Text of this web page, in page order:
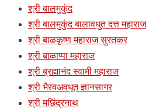
श्री बालमुकुंद
श्री बालमुकुंद बालावधुत दत्त महाराज
श्री बाळकृष्ण महाराज सुरतकर
श्री बाळाप्पा महाराज
श्री ब्रह्मानंद स्वामी महाराज
श्री भैरवअवधूत ज्ञानसागर
श्री मछिंद्रनाथ